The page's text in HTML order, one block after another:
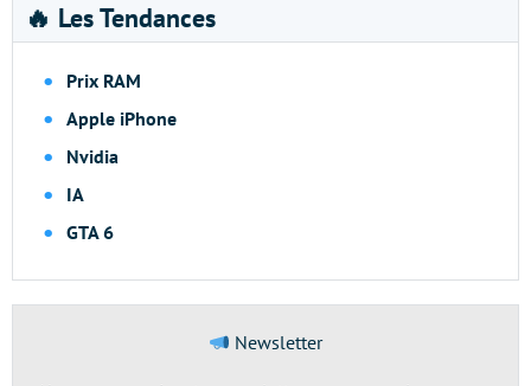
🔥 Les Tendances
Prix RAM
Apple iPhone
Nvidia
IA
GTA 6
Newsletter